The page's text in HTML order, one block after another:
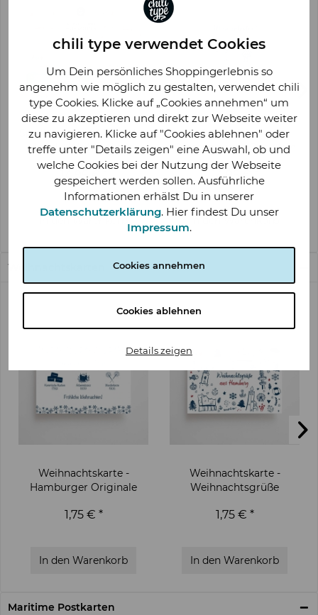
chili type verwendet Cookies
Um Dein persönliches Shoppingerlebnis so
angenehm wie möglich zu gestalten, verwendet chili
type Cookies. Klicke auf „Cookies annehmen“ um
diese zu akzeptieren und direkt zur Webseite weiter
zu navigieren. Klicke auf "Cookies ablehnen" oder
treffe unter "Details zeigen" eine Auswahl, ob und
welche Cookies bei der Nutzung der Webseite
gespeichert werden sollen. Ausführliche
Informationen erhälst Du in unserer
Datenschutzerklärung. Hier findest Du unser
Impressum.
Cookies annehmen
Cookies ablehnen
Details zeigen
Spielblock DIN A3, Stadt –
Land – Weihnachten
14,95 € *
Poster A4 mit
Passepartout - Das Moin
anbieten
14,95 € *
Weihnachtskarten
Weihnachtskarte -
Hamburger Originale
1,75 € *
In den Warenkorb
Weihnachtskarte -
Weihnachtsgrüße
1,75 € *
In den Warenkorb
Maritime Postkarten